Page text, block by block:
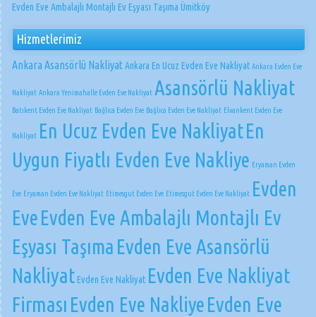
Evden Eve Ambalajlı Montajlı Ev Eşyası Taşıma Ümitköy
Hizmetlerimiz
Ankara Asansörlü NakliyatAnkara En Ucuz Evden Eve Nakliyat Ankara Evden Eve
Nakliyat Ankara Yenimahalle Evden Eve Nakliyat Asansörlü Nakliyat
Batıkent Evden Eve Nakliyat Bağlıca Evden Eve Bağlıca Evden Eve Nakliyat Elvankent Evden Eve
Nakliyat En Ucuz Evden Eve NakliyatEn
Uygun Fiyatlı Evden Eve Nakliye Eryaman Evden
Eve Eryaman Evden Eve Nakliyat Etimesgut Evden Eve Etimesgut Evden Eve Nakliyat Evden
EveEvden Eve Ambalajlı Montajlı Ev
Eşyası Taşıma Evden Eve Asansörlü
NakliyatEvden Eve Nakliyat Evden Eve Nakliyat
Firması Evden Eve NakliyeEvden Eve